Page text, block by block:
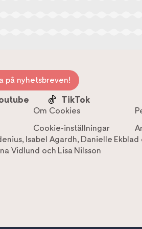
på nyhetsbreven!
TikTok
Om Cookies
Cookie-inställningar
, Isabel Agardh, Danielle Ekblad
Vidlund och Lisa Nilsson